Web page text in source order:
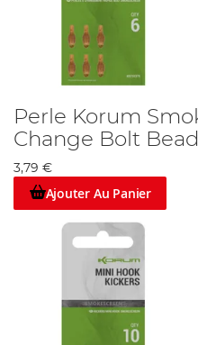
Perle Korum
Change Bolt
3,79 €
Ajouter Au Panier